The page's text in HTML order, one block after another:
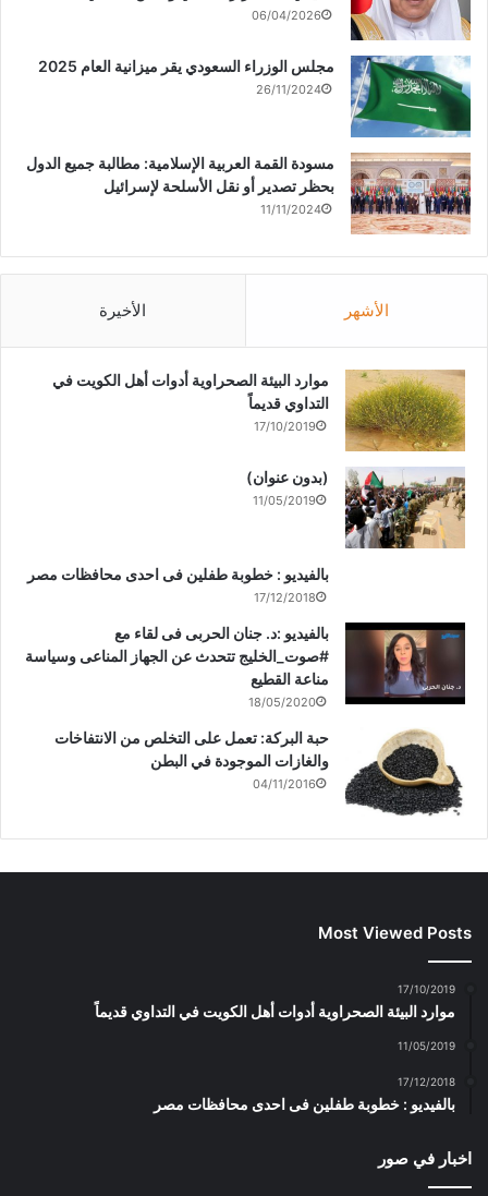
06/04/2026
مجلس الوزراء السعودي يقر ميزانية العام 2025
26/11/2024
مسودة القمة العربية الإسلامية: مطالبة جميع الدول
بحظر تصدير أو نقل الأسلحة لإسرائيل
11/11/2024
الأشهر الأخيرة
موارد البيئة الصحراوية أدوات أهل الكويت في
التداوي قديماً
17/10/2019
(بدون عنوان)
11/05/2019
بالفيديو : خطوبة طفلين فى احدى محافظات مصر
17/12/2018
بالفيديو :د. جنان الحربى فى لقاء مع
#صوت_الخليج تتحدث عن الجهاز المناعى وسياسة
مناعة القطيع
18/05/2020
حبة البركة: تعمل على التخلص من الانتفاخات
والغازات الموجودة في البطن
04/11/2016
Most Viewed Posts
17/10/2019
موارد البيئة الصحراوية أدوات أهل الكويت في التداوي قديماً
11/05/2019
17/12/2018
بالفيديو : خطوبة طفلين فى احدى محافظات مصر
اخبار في صور